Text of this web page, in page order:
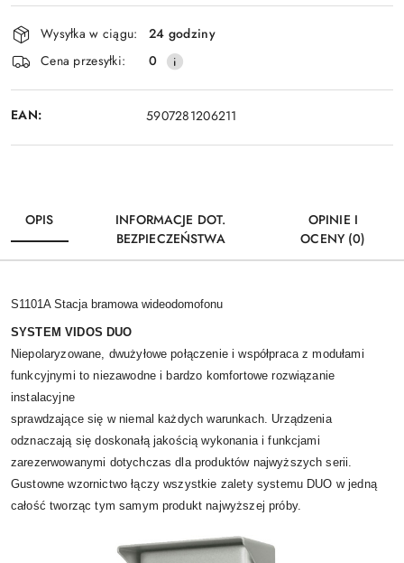
Wyślij
Dostępność
i
dostawa
Wysyłka w ciągu:
24 godziny
Cena przesyłki:
0
EAN: 5907281206211
OPIS
INFORMACJE DOT.
BEZPIECZEŃSTWA
OPINIE I
OCENY (0)
S1101A Stacja bramowa wideodomofonu
SYSTEM VIDOS DUO
Niepolaryzowane, dwużyłowe połączenie i współpraca z modułami
funkcyjnymi to niezawodne i bardzo komfortowe rozwiązanie
instalacyjne
sprawdzające się w niemal każdych warunkach. Urządzenia
odznaczają się doskonałą jakością wykonania i funkcjami
zarezerwowanymi dotychczas dla produktów najwyższych serii.
Gustowne wzornictwo łączy wszystkie zalety systemu DUO w jedną
całość tworząc tym samym produkt najwyższej próby.